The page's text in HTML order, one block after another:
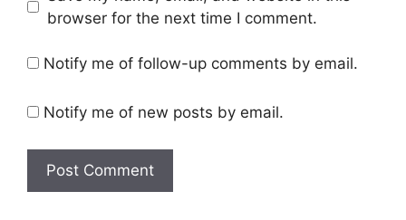
browser for the next time I comment.
Notify me of follow-up comments by email.
Notify me of new posts by email.